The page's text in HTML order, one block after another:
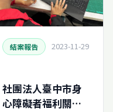
結案報告 2023-11-29
社團法人臺中市身
心障礙者福利關懷